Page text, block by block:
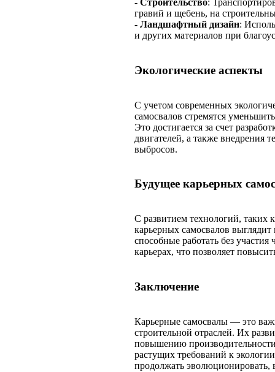
- Строительство:
гравий и щебень, на
- Ландшафтный дизайн:
и других материалов при
Экологические аспекты
С учетом современных
самосвалов стремятся
Это достигается за счет
двигателей, а также внедрения
выбросов.
Будущее карьерных
С развитием технологий, таких
карьерных самосвалов
способные работать без
карьерах, что позволяет
Заключение
Карьерные самосвалы — это
строительной отраслей. Их
повышению
растущих требований к
продолжать эволюционировать,